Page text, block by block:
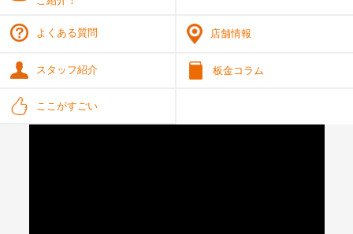
よくある質問 店舗情報
スタッフ紹介 板金コラム
ここがすごい